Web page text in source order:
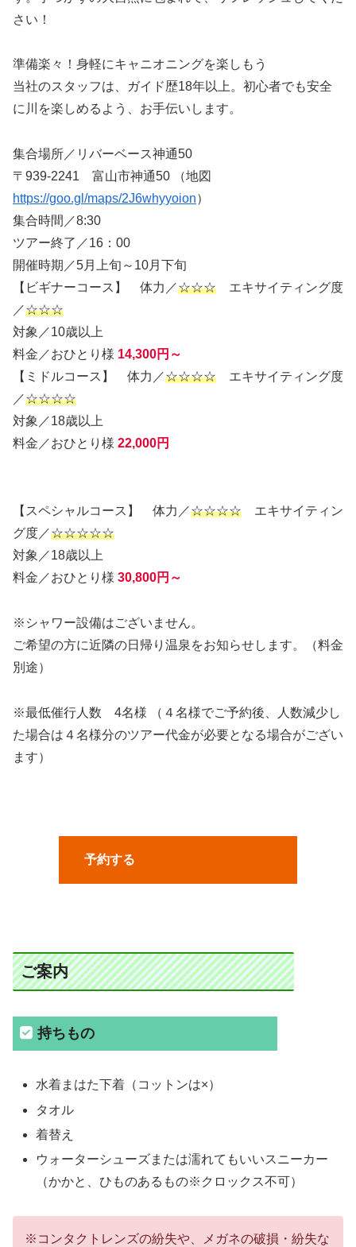
さい！
準備楽々！身軽にキャニオニングを楽しもう
当社のスタッフは、ガイド歴18年以上。初心者でも安全
に川を楽しめるよう、お手伝いします。
集合場所／リバーベース神通50
〒939-2241 富山市神通50 （地図
https://goo.gl/maps/2J6whyyoion）
集合時間／8:30
ツアー終了／16：00
開催時期／5月上旬～10月下旬
【ビギナーコース】 体力／☆☆☆ エキサイティング度
／☆☆☆
対象／10歳以上
料金／おひとり様 14,300円～
【ミドルコース】 体力／☆☆☆☆ エキサイティング度
／☆☆☆☆
対象／18歳以上
料金／おひとり様 22,000円
【スペシャルコース】 体力／☆☆☆☆ エキサイティン
グ度／☆☆☆☆☆
対象／18歳以上
料金／おひとり様 30,800円～
※シャワー設備はございません。
ご希望の方に近隣の日帰り温泉をお知らせします。（料金
別途）
※最低催行人数 4名様 （４名様でご予約後、人数減少し
た場合は４名様分のツアー代金が必要となる場合がござい
ます）
予約する
ご案内
持ちもの
水着まはた下着（コットンは×）
タオル
着替え
ウォーターシューズまたは濡れてもいいスニーカー
（かかと、ひものあるもの※クロックス不可）
※コンタクトレンズの紛失や、メガネの破損・紛失な